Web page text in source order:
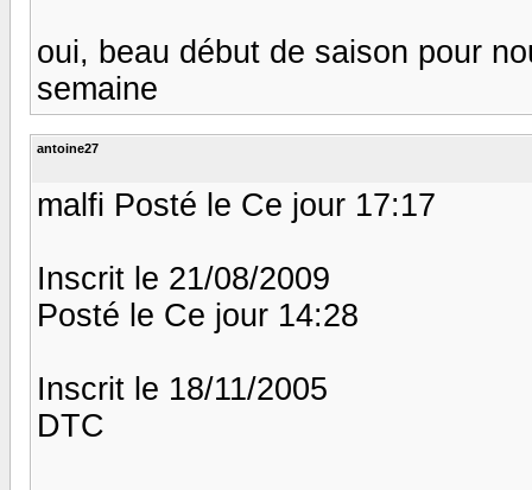
oui, beau début de saison pour
semaine
antoine27
malfi Posté le Ce jour 17:17
Inscrit le 21/08/2009
Posté le Ce jour 14:28
Inscrit le 18/11/2005
DTC